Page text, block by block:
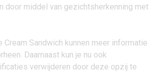
door middel van gezichtsherkenning met
Cream Sandwich kunnen meer informatie
Daarnaast kun je nu ook
verwijderen door deze opzij te